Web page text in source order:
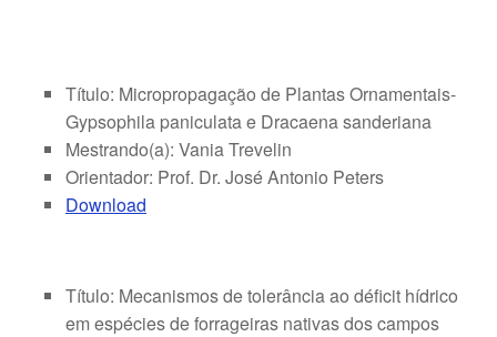
Título: Micropropagação de Plantas Ornamentais-
Gypsophila paniculata e Dracaena sanderiana
Mestrando(a): Vania Trevelin
Orientador: Prof. Dr. José Antonio Peters
Download
Título: Mecanismos de tolerância ao déficit hídrico
em espécies de forrageiras nativas dos campos